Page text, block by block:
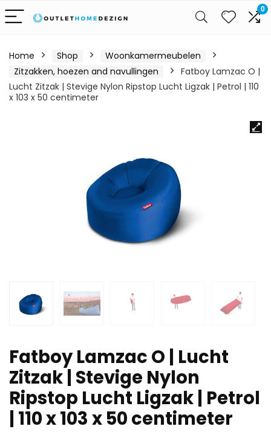
0
Home Shop
Woonkamermeubelen
Zitzakken, hoezen and navullingen
Fatboy Lamzac O |
Lucht Zitzak | Stevige Nylon Ripstop Lucht Ligzak | Petrol | 110
x 103 x 50 centimeter
Fatboy Lamzac O | Lucht
Zitzak | Stevige Nylon
Ripstop Lucht Ligzak | Petrol
| 110 x 103 x 50 centimeter